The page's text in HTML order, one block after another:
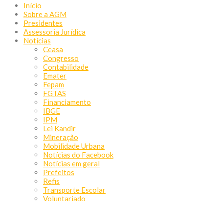
Início
Sobre a AGM
Presidentes
Assessoria Jurídica
Notícias
Ceasa
Congresso
Contabilidade
Emater
Fepam
FGTAS
Financiamento
IBGE
IPM
Lei Kandir
Mineração
Mobilidade Urbana
Notícias do Facebook
Notícias em geral
Prefeitos
Refis
Transporte Escolar
Voluntariado